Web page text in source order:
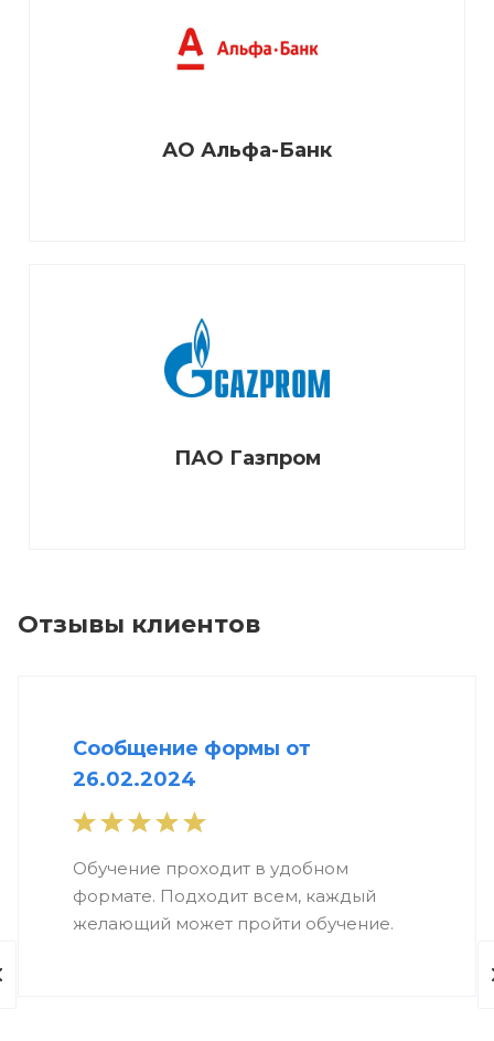
АО Альфа-Банк
ПАО Газпром
Отзывы клиентов
Сообщение формы от
26.02.2024
Обучение проходит в удобном
формате. Подходит всем, каждый
желающий может пройти обучение.